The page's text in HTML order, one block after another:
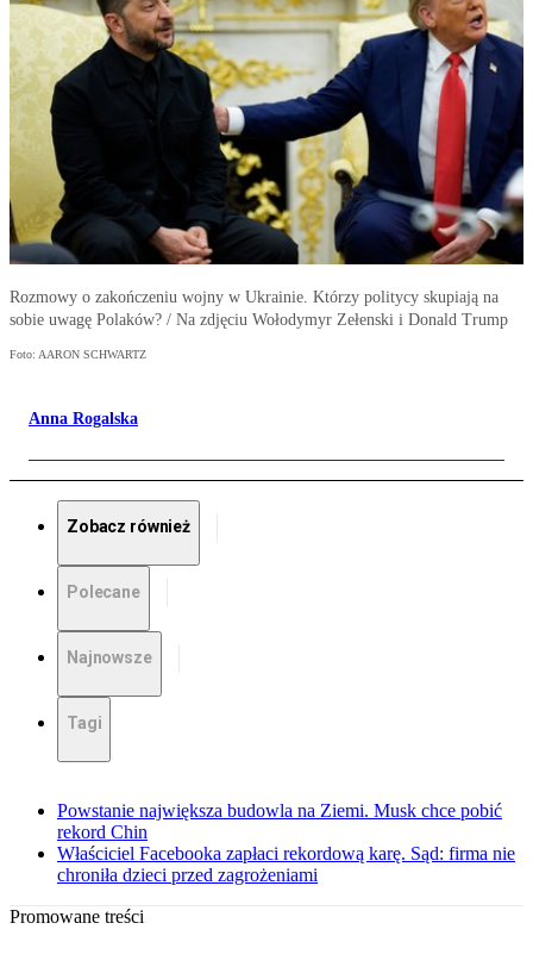
Rozmowy o zakończeniu wojny w Ukrainie. Którzy politycy skupiają na
sobie uwagę Polaków? / Na zdjęciu Wołodymyr Zełenski i Donald Trump
Foto: AARON SCHWARTZ
Anna Rogalska
Zobacz również
Polecane
Najnowsze
Tagi
Powstanie największa budowla na Ziemi. Musk chce pobić
rekord Chin
Właściciel Facebooka zapłaci rekordową karę. Sąd: firma nie
chroniła dzieci przed zagrożeniami
Promowane treści